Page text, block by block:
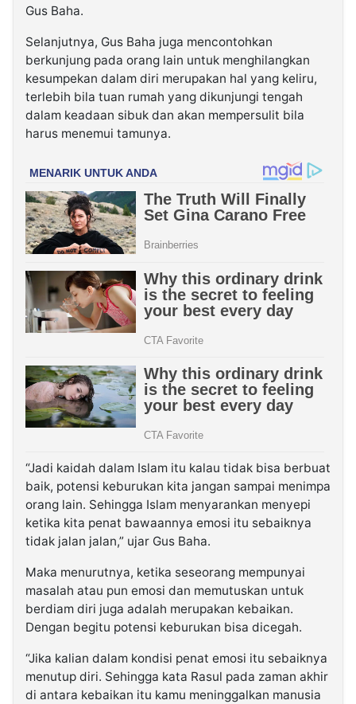
Gus Baha.
Selanjutnya, Gus Baha juga mencontohkan
berkunjung pada orang lain untuk menghilangkan
kesumpekan dalam diri merupakan hal yang keliru,
terlebih bila tuan rumah yang dikunjungi tengah
dalam keadaan sibuk dan akan mempersulit bila
harus menemui tamunya.
“Jadi kaidah dalam Islam itu kalau tidak bisa berbuat
baik, potensi keburukan kita jangan sampai menimpa
orang lain. Sehingga Islam menyarankan menyepi
ketika kita penat bawaannya emosi itu sebaiknya
tidak jalan jalan,” ujar Gus Baha.
Maka menurutnya, ketika seseorang mempunyai
masalah atau pun emosi dan memutuskan untuk
berdiam diri juga adalah merupakan kebaikan.
Dengan begitu potensi keburukan bisa dicegah.
“Jika kalian dalam kondisi penat emosi itu sebaiknya
menutup diri. Sehingga kata Rasul pada zaman akhir
di antara kebaikan itu kamu meninggalkan manusia